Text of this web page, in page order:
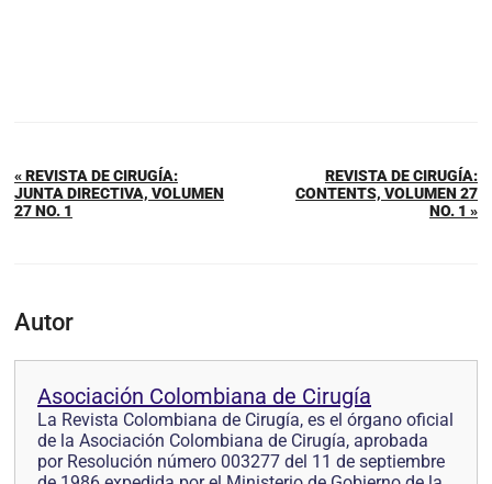
« REVISTA DE CIRUGÍA:
JUNTA DIRECTIVA, VOLUMEN
27 NO. 1
REVISTA DE CIRUGÍA:
CONTENTS, VOLUMEN 27
NO. 1 »
Autor
Asociación Colombiana de Cirugía
La Revista Colombiana de Cirugía, es el órgano oficial
de la Asociación Colombiana de Cirugía, aprobada
por Resolución número 003277 del 11 de septiembre